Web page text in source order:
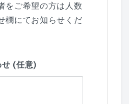
をご希望の方は人数
欄にてお知らせくだ
せ (任意)